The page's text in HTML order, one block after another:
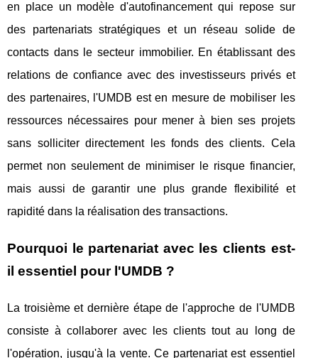
en place un modèle d'autofinancement qui repose sur
des partenariats stratégiques et un réseau solide de
contacts dans le secteur immobilier. En établissant des
relations de confiance avec des investisseurs privés et
des partenaires, l'UMDB est en mesure de mobiliser les
ressources nécessaires pour mener à bien ses projets
sans solliciter directement les fonds des clients. Cela
permet non seulement de minimiser le risque financier,
mais aussi de garantir une plus grande flexibilité et
rapidité dans la réalisation des transactions.
Pourquoi le partenariat avec les clients est-
il essentiel pour l'UMDB ?
La troisième et dernière étape de l'approche de l'UMDB
consiste à collaborer avec les clients tout au long de
l'opération, jusqu'à la vente. Ce partenariat est essentiel